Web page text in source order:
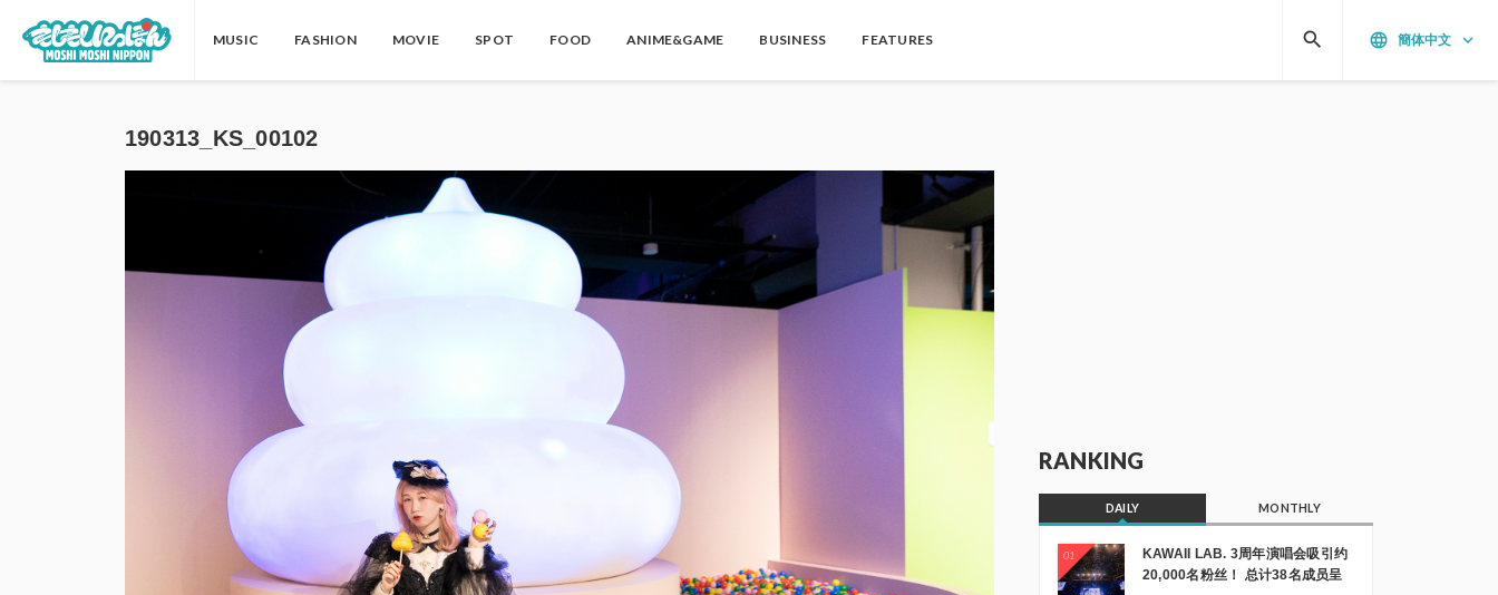
MUSIC FASHION MOVIE SPOT FOOD ANIME&GAME BUSINESS FEATURES language 簡体中文 keyboard_arrow_down
search
190313_KS_00102
RANKING
DAILY MONTHLY
01
KAWAII LAB. 3周年演唱会吸引约
20,000名粉丝！ 总计38名成员呈